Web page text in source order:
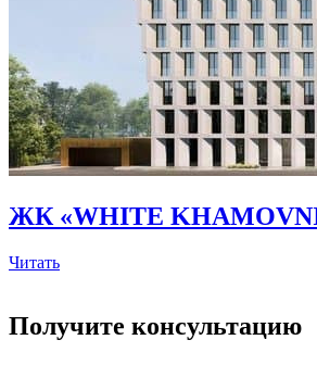
ЖК «WHITE
Читать
Получите консультацию